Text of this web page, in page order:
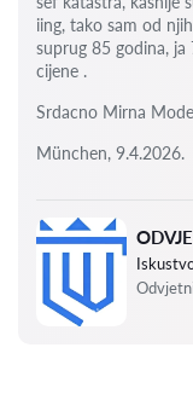
iing, tako sam od
suprug 85 godina, ja
cijene .
Srdacno Mirna
München, 9.4.2026.